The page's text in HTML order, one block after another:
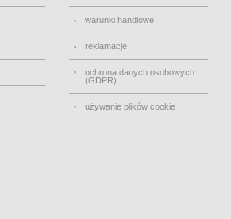
warunki handlowe
reklamacje
ochrona danych osobowych
(GDPR)
używanie plików cookie